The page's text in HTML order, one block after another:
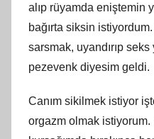
alıp rüyamda eniştemin
bağırta siksin
sarsmak, uyandırıp
pezevenk diyesim geldi.
Canım sikilmek istiyor
orgazm olmak